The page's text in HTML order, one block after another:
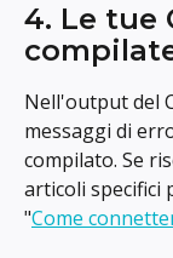
4. Le tue
Nell'output del
messaggi di
compilato. Se
articoli specifici
"Come